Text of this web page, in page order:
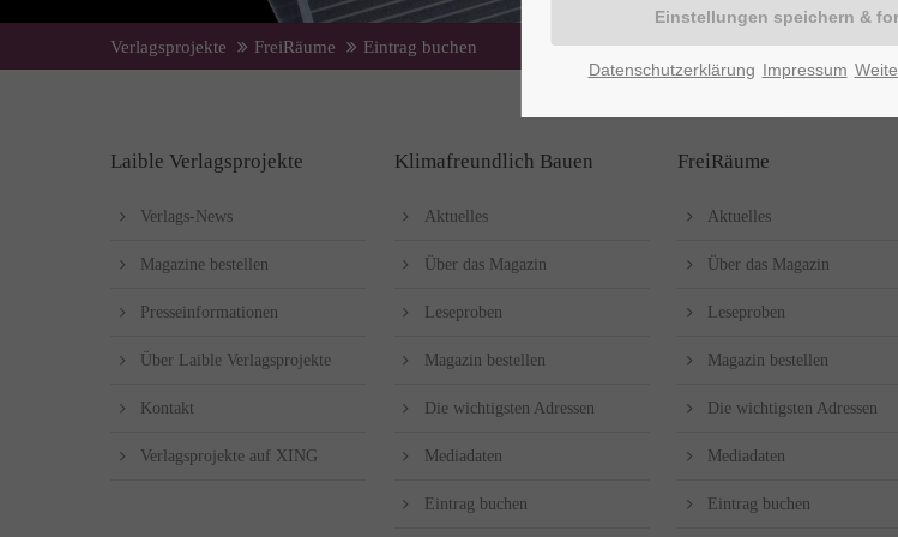
Verlagsprojekte FreiRäume Eintrag buchen
Laible Verlagsprojekte
Verlags-News
Magazine bestellen
Presseinformationen
Über Laible Verlagsprojekte
Kontakt
Verlagsprojekte auf XING
Klimafreundlich Bauen
Aktuelles
Über das Magazin
Leseproben
Magazin bestellen
Die wichtigsten Adressen
Mediadaten
Eintrag buchen
FreiRäume
Aktuelles
Über das Magazin
Leseproben
Magazin bestellen
Die wichtigsten Adressen
Mediadaten
Eintrag buchen
Datenschutzerklärung Impressum